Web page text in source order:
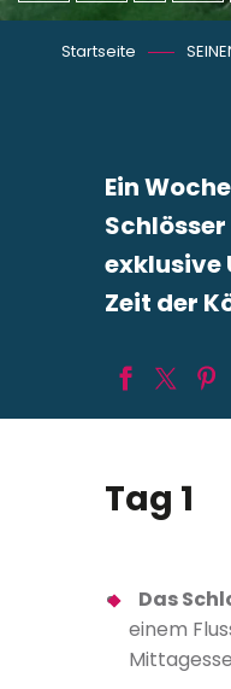
Startseite
Ein
exklusive
Zeit der
Tag 1
Das
einem